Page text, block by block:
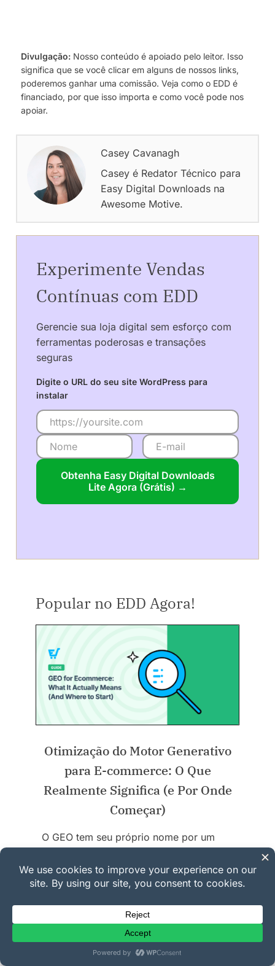
Divulgação: Nosso conteúdo é apoiado pelo leitor. Isso
significa que se você clicar em alguns de nossos links,
poderemos ganhar uma comissão. Veja como o EDD é
financiado, por que isso importa e como você pode nos
apoiar.
Casey Cavanagh
Casey é Redator Técnico para
Easy Digital Downloads na
Awesome Motive.
Experimente Vendas
Contínuas com EDD
Gerencie sua loja digital sem esforço com
ferramentas poderosas e transações
seguras
Digite o URL do seu site WordPress para
instalar
Obtenha Easy Digital Downloads
Lite Agora (Grátis) →
Popular no EDD Agora!
Otimização do Motor Generativo
para E-commerce: O Que
Realmente Significa (e Por Onde
Começar)
O GEO tem seu próprio nome por um
como o SEO tradicional, e a maioria dos
explicadores trata o comércio